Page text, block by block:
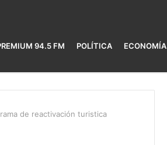
94.5 FM POLÍTICA ECONOMÍA
de reactivación turistica